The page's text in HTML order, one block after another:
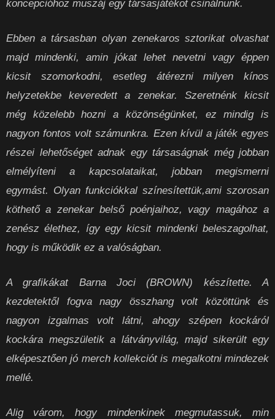
koncepcióhoz muszáj egy társasjátékot csinálnunk.
Ebben a társasban olyan zenekaros sztorikat olvashat
majd mindenki, amin jókat lehet nevetni vagy éppen
kicsit szomorkodni, esetleg átérezni milyen kínos
helyzetekbe keveredett a zenekar. Szeretnénk kicsit
még közelebb hozni a közönségünket, ez mindig is
nagyon fontos volt számunkra. Ezen kívül a játék egyes
részei lehetőséget adnak egy társaságnak még jobban
elmélyíteni a kapcsolataikat, jobban megismerni
egymást. Olyan funkciókkal színesítettük,ami szorosan
köthető a zenekar belső poénjaihoz, vagy magához a
zenész élethez, így egy kicsit mindenki beleszagolhat,
hogy is működik ez a valóságban.
A grafikákat Barna Joci (BROWN) készítette. A
kezdetektől fogva nagy összhang volt közöttünk és
nagyon izgalmas volt látni, ahogy szépen kockáról
kockára megszületik a látványvilág, majd sikerült egy
elképesztően jó merch kollekciót is megalkotni mindezek
mellé.
Alig várom, hogy mindenkinek megmutassuk, min